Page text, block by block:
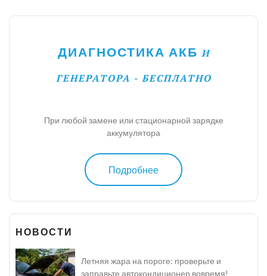
ДИАГНОСТИКА АКБ И
ГЕНЕРАТОРА - БЕСПЛАТНО
При любой замене или стационарной зарядке
аккумулятора
Подробнее
НОВОСТИ
Летняя жара на пороге: проверьте и
заправьте автокондиционер вовремя!